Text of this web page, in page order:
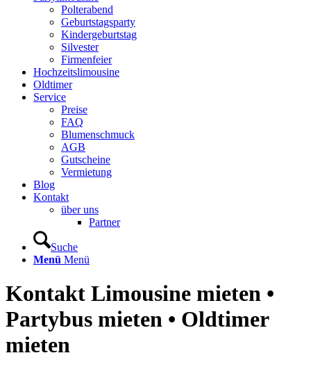
Polterabend
Geburtstagsparty
Kindergeburtstag
Silvester
Firmenfeier
Hochzeitslimousine
Oldtimer
Service
Preise
FAQ
Blumenschmuck
AGB
Gutscheine
Vermietung
Blog
Kontakt
über uns
Partner
Suche
Menü Menü
Kontakt Limousine mieten •
Partybus mieten • Oldtimer
mieten